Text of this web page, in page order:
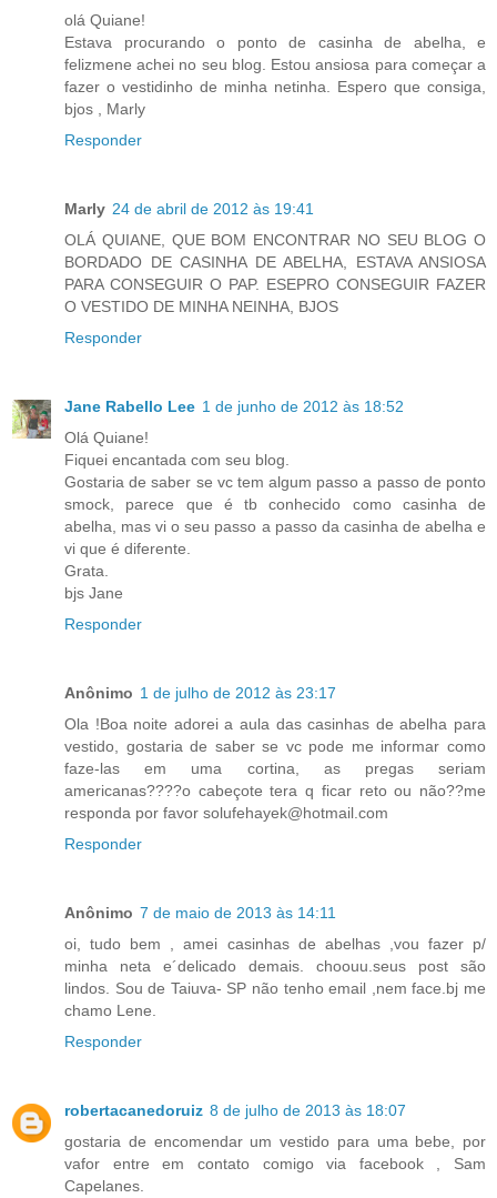
olá Quiane!
Estava procurando o ponto de casinha de abelha, e
felizmene achei no seu blog. Estou ansiosa para começar a
fazer o vestidinho de minha netinha. Espero que consiga,
bjos , Marly
Responder
Marly 24 de abril de 2012 às 19:41
OLÁ QUIANE, QUE BOM ENCONTRAR NO SEU BLOG O
BORDADO DE CASINHA DE ABELHA, ESTAVA ANSIOSA
PARA CONSEGUIR O PAP. ESEPRO CONSEGUIR FAZER
O VESTIDO DE MINHA NEINHA, BJOS
Responder
Jane Rabello Lee 1 de junho de 2012 às 18:52
Olá Quiane!
Fiquei encantada com seu blog.
Gostaria de saber se vc tem algum passo a passo de ponto
smock, parece que é tb conhecido como casinha de
abelha, mas vi o seu passo a passo da casinha de abelha e
vi que é diferente.
Grata.
bjs Jane
Responder
Anônimo 1 de julho de 2012 às 23:17
Ola !Boa noite adorei a aula das casinhas de abelha para
vestido, gostaria de saber se vc pode me informar como
faze-las em uma cortina, as pregas seriam
americanas????o cabeçote tera q ficar reto ou não??me
responda por favor solufehayek@hotmail.com
Responder
Anônimo 7 de maio de 2013 às 14:11
oi, tudo bem , amei casinhas de abelhas ,vou fazer p/
minha neta e´delicado demais. choouu.seus post são
lindos. Sou de Taiuva- SP não tenho email ,nem face.bj me
chamo Lene.
Responder
robertacanedoruiz 8 de julho de 2013 às 18:07
gostaria de encomendar um vestido para uma bebe, por
vafor entre em contato comigo via facebook , Sam
Capelanes.